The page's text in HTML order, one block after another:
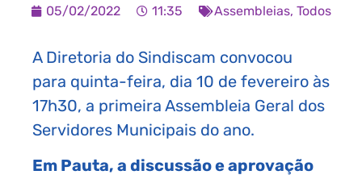
05/02/2022 11:35 Assembleias, Todos
A Diretoria do Sindiscam convocou
para quinta-feira, dia 10 de fevereiro às
17h30, a primeira Assembleia Geral dos
Servidores Municipais do ano.
Em Pauta, a discussão e aprovação